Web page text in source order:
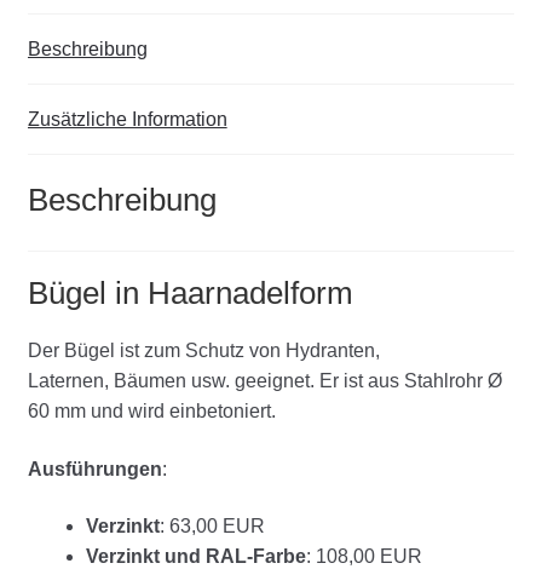
Verschiedenes
Werkzeuge
Beschreibung
Zusätzliche Information
Beschreibung
Bügel in Haarnadelform
Der Bügel ist zum Schutz von Hydranten,
Laternen, Bäumen usw. geeignet. Er ist aus Stahlrohr Ø
60 mm und wird einbetoniert.
Ausführungen:
Verzinkt: 63,00 EUR
Verzinkt und RAL-Farbe: 108,00 EUR